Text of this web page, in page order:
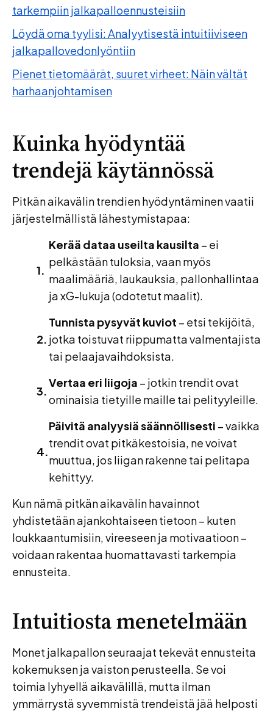
tarkempiin jalkapalloennusteisiin
Löydä oma tyylisi: Analyytisestä intuitiiviseen
jalkapallovedonlyöntiin
Pienet tietomäärät, suuret virheet: Näin vältät
harhaanjohtamisen
Kuinka hyödyntää
trendejä käytännössä
Pitkän aikavälin trendien hyödyntäminen vaatii
järjestelmällistä lähestymistapaa:
Kerää dataa useilta kausilta – ei
pelkästään tuloksia, vaan myös
maalimääriä, laukauksia, pallonhallintaa
ja xG-lukuja (odotetut maalit).
Tunnista pysyvät kuviot – etsi tekijöitä,
jotka toistuvat riippumatta valmentajista
tai pelaajavaihdoksista.
Vertaa eri liigoja – jotkin trendit ovat
ominaisia tietyille maille tai pelityyleille.
Päivitä analyysiä säännöllisesti – vaikka
trendit ovat pitkäkestoisia, ne voivat
muuttua, jos liigan rakenne tai pelitapa
kehittyy.
Kun nämä pitkän aikavälin havainnot
yhdistetään ajankohtaiseen tietoon – kuten
loukkaantumisiin, vireeseen ja motivaatioon –
voidaan rakentaa huomattavasti tarkempia
ennusteita.
Intuitiosta menetelmään
Monet jalkapallon seuraajat tekevät ennusteita
kokemuksen ja vaiston perusteella. Se voi
toimia lyhyellä aikavälillä, mutta ilman
ymmärrystä syvemmistä trendeistä jää helposti